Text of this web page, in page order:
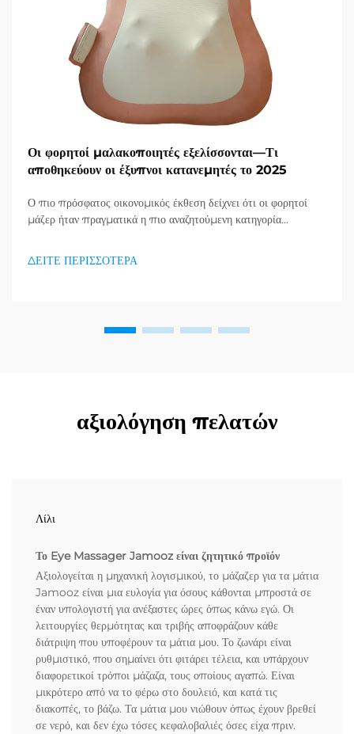
Οι φορητοί μαλακοποιητές εξελίσσονται—Τι
αποθηκεύουν οι έξυπνοι κατανεμητές το 2025
Ο πιο πρόσφατος οικονομικός έκθεση δείχνει ότι οι φορητοί
μάζερ ήταν πραγματικά η πιο αναζητούμενη κατηγορία
διανομείς το έχουν ήδη κατανοήσει...
ΔΕΙΤΕ ΠΕΡΙΣΣΟΤΕΡΑ
αξιολόγηση πελατών
Λίλι
Το Eye Massager Jamooz είναι ζητητικό προϊόν
Αξιολογείται η μηχανική λογισμικού, το μάζαζερ για τα μάτια
Jamooz είναι μια ευλογία για όσους κάθονται μπροστά σε
έναν υπολογιστή για ανέξαστες ώρες όπως κάνω εγώ. Οι
λειτουργίες θερμότητας και τριβής αποφράζουν κάθε
διάτριψη που υποφέρουν τα μάτια μου. Το ζωνάρι είναι
ρυθμιστικό, που σημαίνει ότι φιτάρει τέλεια, και υπάρχουν
διαφορετικοί τρόποι μάζαζα, τους οποίους αγαπώ. Είναι
μικρότερο από να το φέρω στο δουλειό, και κατά τις
διακοπές, το βάζω. Τα μάτια μου νιώθουν όπως έχουν βρεθεί
σε νερό, και δεν έχω τόσες κεφαλοβαλιές όσες είχα πριν.